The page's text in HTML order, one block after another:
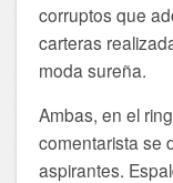
corruptos que
carteras
moda sureña.
Ambas, en el
comentarista se
aspirantes.